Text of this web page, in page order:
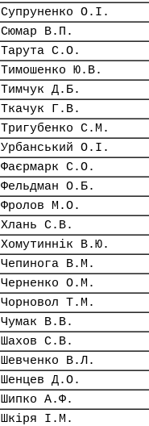
Супруненко О.І.
Сюмар В.П.
Тарута С.О.
Тимошенко Ю.В.
Тимчук Д.Б.
Ткачук Г.В.
Тригубенко С.М.
Урбанський О.І.
Фаєрмарк С.О.
Фельдман О.Б.
Фролов М.О.
Хлань С.В.
Хомутиннік В.Ю.
Чепинога В.М.
Черненко О.М.
Чорновол Т.М.
Чумак В.В.
Шахов С.В.
Шевченко В.Л.
Шенцев Д.О.
Шипко А.Ф.
Шкіря І.М.